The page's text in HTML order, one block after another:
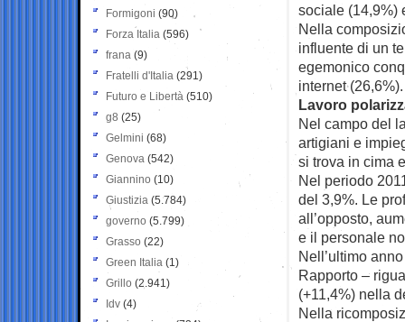
sociale (14,9%)
Nella
influente di un
egemonico
internet (26,6%).
Lavoro
Nel campo del
artigiani e
si trova in cima
Nel periodo
del 3,9%. Le
all’opposto,
e il personale
Nell’ultimo
Rapporto –
(+11,4%) nella
Nella
Formigoni (90)
Forza Italia (596)
frana (9)
Fratelli d'Italia (291)
Futuro e Libertà (510)
g8 (25)
Gelmini (68)
Genova (542)
Giannino (10)
Giustizia (5.784)
governo (5.799)
Grasso (22)
Green Italia (1)
Grillo (2.941)
Idv (4)